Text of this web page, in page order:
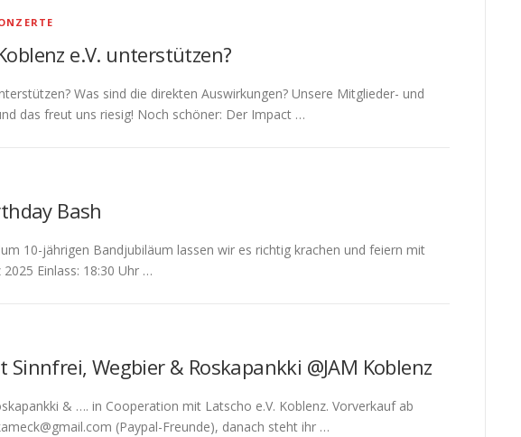
e.V. unterstützen?
Was sind die direkten Auswirkungen? Unsere Mitglieder- und
das freut uns riesig! Noch schöner: Der Impact …
Bash
10-jährigen Bandjubiläum lassen wir es richtig krachen und feiern mit
Einlass: 18:30 Uhr …
Sinnfrei, Wegbier & Roskapankki @JAM Koblenz
& …. in Cooperation mit Latscho e.V. Koblenz. Vorverkauf ab
(Paypal-Freunde), danach steht ihr …